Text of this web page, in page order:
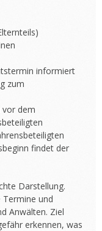
informiert
zum
vor dem
findet der
Darstellung.
und
Anwälten. Ziel
erkennen, was